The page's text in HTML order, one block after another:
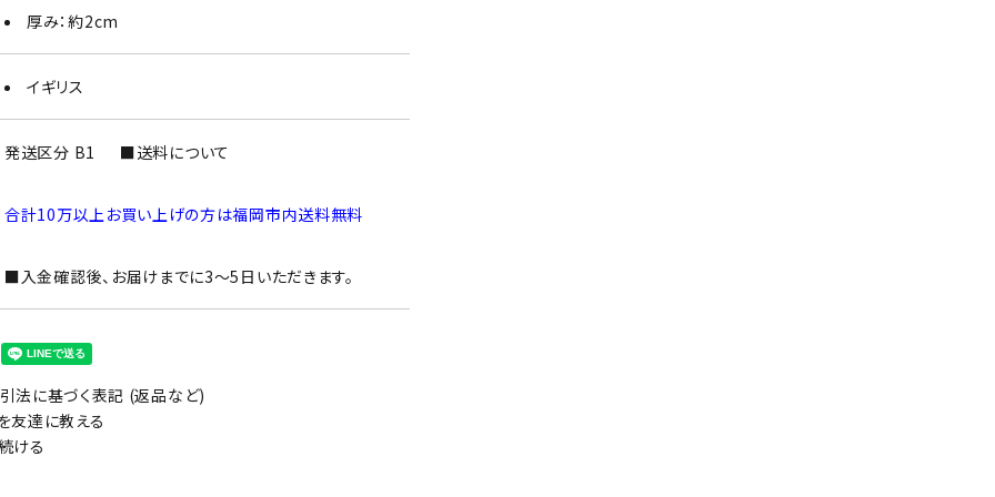
厚み：約2cm
イギリス
発送区分 B1 ■送料について
合計10万以上お買い上げの方は福岡市内送料無料
■入金確認後、お届けまでに3～5日いただきます。
法に基づく表記 (返品など)
友達に教える
ける